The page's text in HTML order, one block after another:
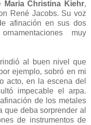
Maria Christina Kiehr,
René Jacobs. Su voz
afinación en sus dos
muy
al buen nivel que
ejemplo, sobró en mi
acto, en la escena del
impecable el arpa.
de los metales
que deba sorprender al
de instrumentos de